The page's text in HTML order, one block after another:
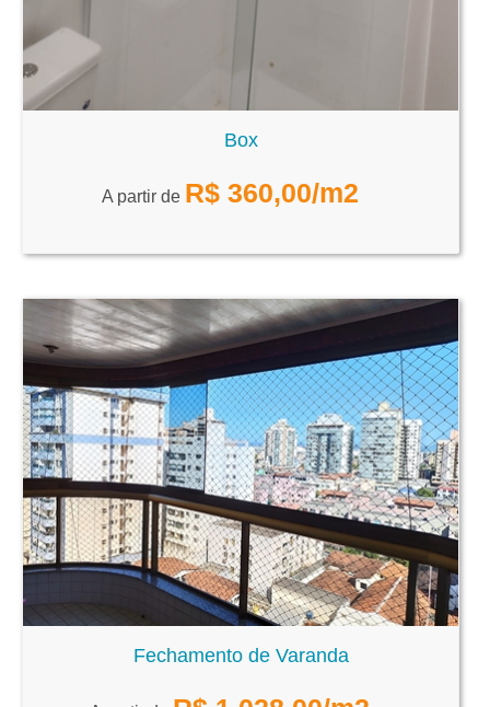
Box
A partir de R$ 360,00/m2
Fechamento de Varanda